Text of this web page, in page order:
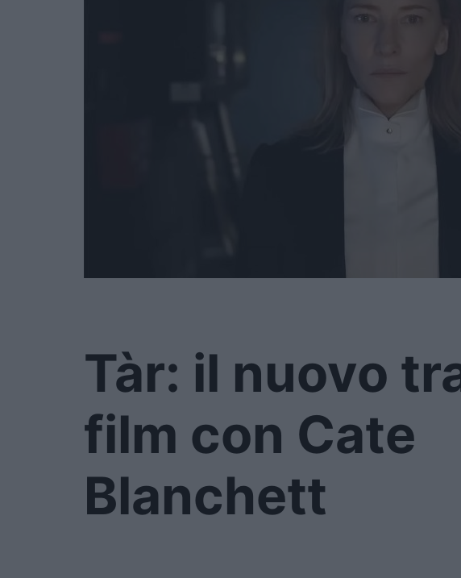
Tàr: il nuovo
film con Cate
Blanchett